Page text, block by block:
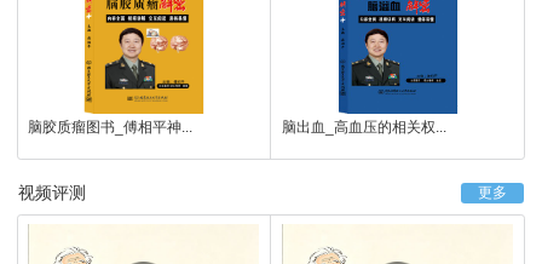
脑胶质瘤图书_傅相平神... 脑出血_高血压的相关权...
更多
视频评测